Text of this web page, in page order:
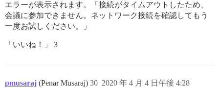
エラーが表示されます。「接続がタイムアウトしたため、
会議に参加できません。ネットワーク接続を確認してもう
一度お試しください。」
「いいね！」 3
pmusaraj (Penar Musaraj) 2020 年 4 月 4 日午後 4:28
30